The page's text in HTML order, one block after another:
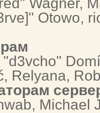
Otowo,
"d3vcho"
Relyana,
Michael